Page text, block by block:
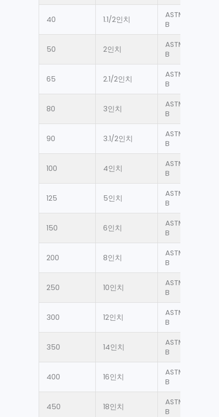
40 1.1/2인치
ASTM A106 Gr.
B
50 2인치
ASTM A106 Gr.
B
65 2.1/2인치
ASTM A106 Gr.
B
80 3인치
ASTM A106 Gr.
B
90 3.1/2인치
ASTM A106 Gr.
B
100 4인치
ASTM A106 Gr.
B
125 5인치
ASTM A106 Gr.
B
150 6인치
ASTM A106 Gr.
B
200 8인치
ASTM A106 Gr.
B
250 10인치
ASTM A106 Gr.
B
300 12인치
ASTM A106 Gr.
B
350 14인치
ASTM A106 Gr.
B
400 16인치
ASTM A106 Gr.
B
450 18인치
ASTM A106 Gr.
B